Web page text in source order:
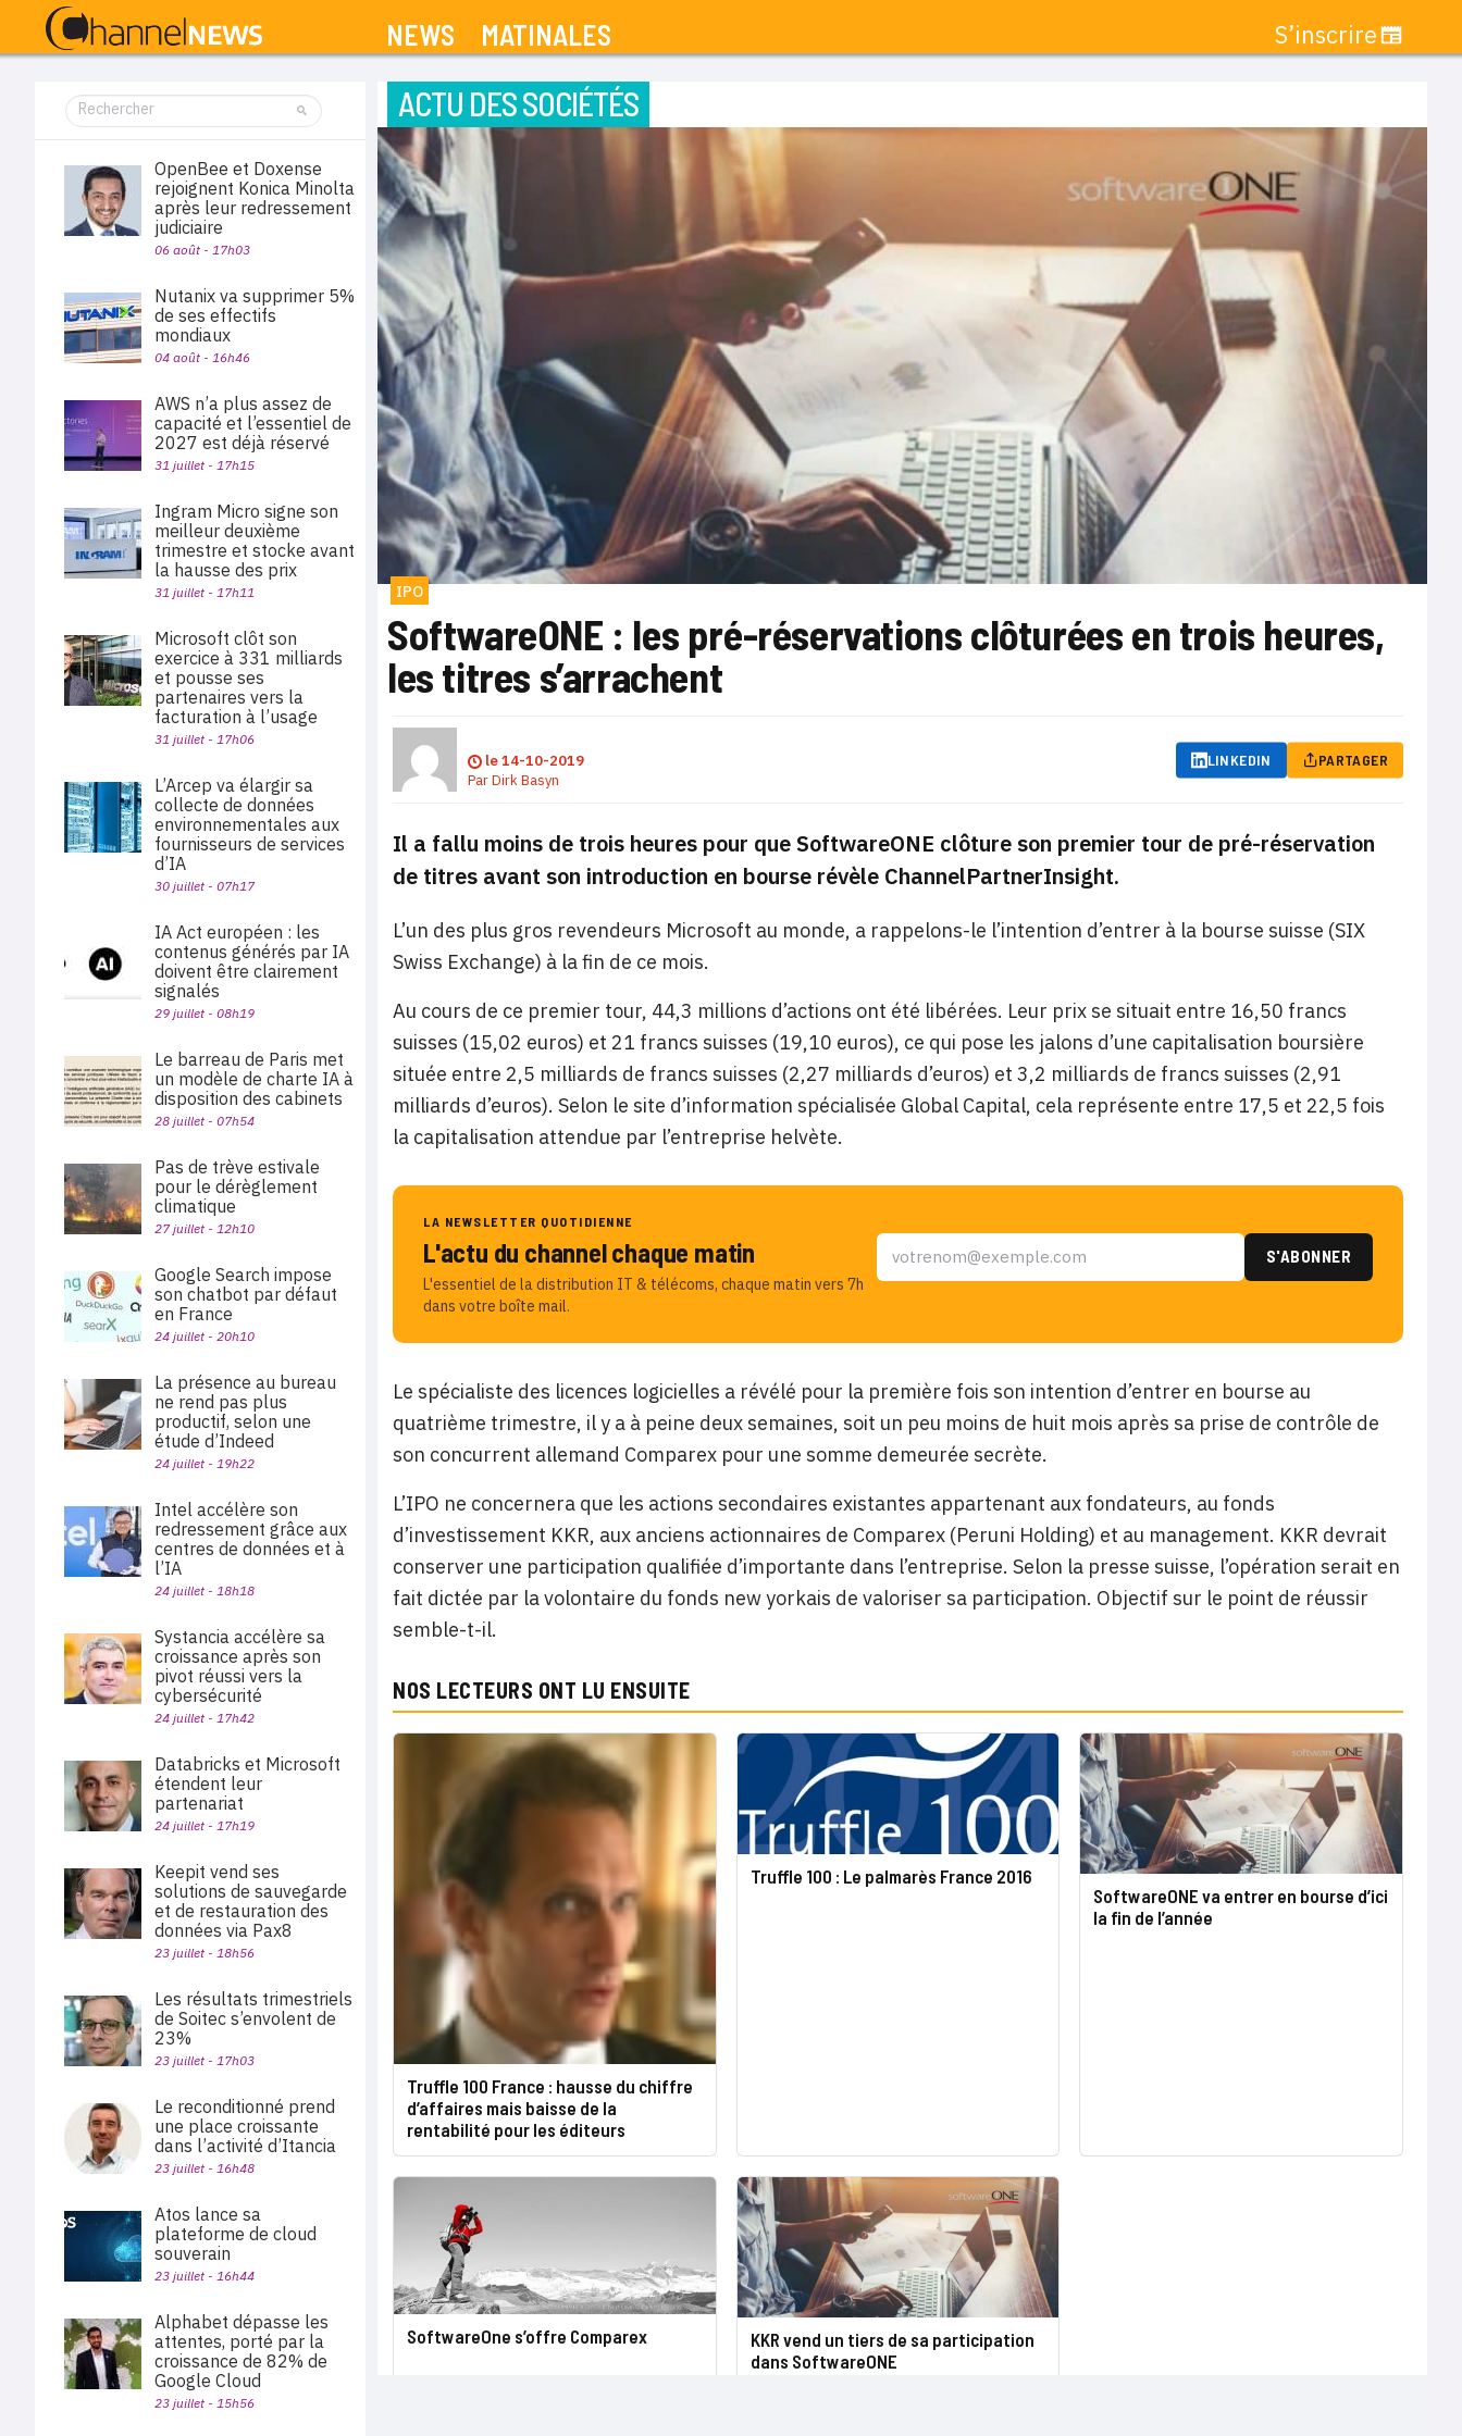
NEWS MATINALES S’inscrire
ACTU DES SOCIÉTÉS
IPO
SoftwareONE : les pré-réservations clôturées en trois heures,
les titres s’arrachent
le14-10-2019
ParDirk Basyn
LINKEDIN PARTAGER
Il a fallu moins de trois heures pour que SoftwareONE clôture son premier tour de pré-réservation
de titres avant son introduction en bourse révèle ChannelPartnerInsight.
L’un des plus gros revendeurs Microsoft au monde, a rappelons-le l’intention d’entrer à la bourse suisse (SIX
Swiss Exchange) à la fin de ce mois.
Au cours de ce premier tour, 44,3 millions d’actions ont été libérées. Leur prix se situait entre 16,50 francs
suisses (15,02 euros) et 21 francs suisses (19,10 euros), ce qui pose les jalons d’une capitalisation boursière
située entre 2,5 milliards de francs suisses (2,27 milliards d’euros) et 3,2 milliards de francs suisses (2,91
milliards d’euros). Selon le site d’information spécialisée Global Capital, cela représente entre 17,5 et 22,5 fois
la capitalisation attendue par l’entreprise helvète.
LA NEWSLETTER QUOTIDIENNE
L'actu du channel chaque matin
L'essentiel de la distribution IT & télécoms, chaque matin vers 7h
dans votre boîte mail.
Le spécialiste des licences logicielles a révélé pour la première fois son intention d’entrer en bourse au
quatrième trimestre, il y a à peine deux semaines, soit un peu moins de huit mois après sa prise de contrôle de
son concurrent allemand Comparex pour une somme demeurée secrète.
L’IPO ne concernera que les actions secondaires existantes appartenant aux fondateurs, au fonds
d’investissement KKR, aux anciens actionnaires de Comparex (Peruni Holding) et au management. KKR devrait
conserver une participation qualifiée d’importante dans l’entreprise. Selon la presse suisse, l’opération serait en
fait dictée par la volontaire du fonds new yorkais de valoriser sa participation. Objectif sur le point de réussir
semble-t-il.
NOS LECTEURS ONT LU ENSUITE
Truffle 100 France : hausse du chiffre
d’affaires mais baisse de la
rentabilité pour les éditeurs
Truffle 100 : Le palmarès France 2016
SoftwareONE va entrer en bourse d’ici
la fin de l’année
SoftwareOne s’offre Comparex
KKR vend un tiers de sa participation
dans SoftwareONE
OpenBee et Doxense
rejoignent Konica Minolta
après leur redressement
judiciaire
06 août - 17h03
Nutanix va supprimer 5%
de ses effectifs
mondiaux
04 août - 16h46
AWS n’a plus assez de
capacité et l’essentiel de
2027 est déjà réservé
31 juillet - 17h15
Ingram Micro signe son
meilleur deuxième
trimestre et stocke avant
la hausse des prix
31 juillet - 17h11
Microsoft clôt son
exercice à 331 milliards
et pousse ses
partenaires vers la
facturation à l’usage
31 juillet - 17h06
L’Arcep va élargir sa
collecte de données
environnementales aux
fournisseurs de services
d’IA
30 juillet - 07h17
IA Act européen : les
contenus générés par IA
doivent être clairement
signalés
29 juillet - 08h19
Le barreau de Paris met
un modèle de charte IA à
disposition des cabinets
28 juillet - 07h54
Pas de trève estivale
pour le dérèglement
climatique
27 juillet - 12h10
Google Search impose
son chatbot par défaut
en France
24 juillet - 20h10
La présence au bureau
ne rend pas plus
productif, selon une
étude d’Indeed
24 juillet - 19h22
Intel accélère son
redressement grâce aux
centres de données et à
l’IA
24 juillet - 18h18
Systancia accélère sa
croissance après son
pivot réussi vers la
cybersécurité
24 juillet - 17h42
Databricks et Microsoft
étendent leur
partenariat
24 juillet - 17h19
Keepit vend ses
solutions de sauvegarde
et de restauration des
données via Pax8
23 juillet - 18h56
Les résultats trimestriels
de Soitec s’envolent de
23%
23 juillet - 17h03
Le reconditionné prend
une place croissante
dans l’activité d’Itancia
23 juillet - 16h48
Atos lance sa
plateforme de cloud
souverain
23 juillet - 16h44
Alphabet dépasse les
attentes, porté par la
croissance de 82% de
Google Cloud
23 juillet - 15h56